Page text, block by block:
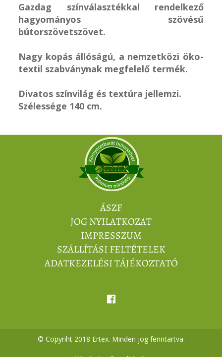
Gazdag színválasztékkal rendelkező
hagyományos szövésű
bútorszövetszövet.
Nagy kopás állóságú, a nemzetközi öko-
textil szabványnak megfelelő termék.
Divatos színvilág és textúra jellemzi.
Szélessége 140 cm.
ÁSZF
JOG NYILATKOZAT
IMPRESSZUM
SZÁLLÍTÁSI FELTÉTELEK
ADATKEZELÉSI TÁJÉKOZTATÓ
© Copyriht 2018 Ertex. Minden jog fenntartva.